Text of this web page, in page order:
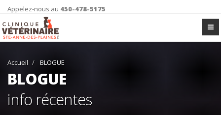
Appelez-nous au 450-478-5175
Accueil BLOGUE
BLOGUE
info récentes